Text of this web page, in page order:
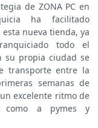
de ZONA PC en
ha facilitado
nueva tienda, ya
todo el
su propia ciudad se
transporte entre la
semanas de
excelente ritmo de
como a pymes y